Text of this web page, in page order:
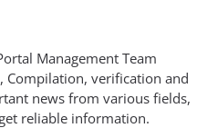
Management Team
Compilation, verification and
news from various fields,
reliable information.